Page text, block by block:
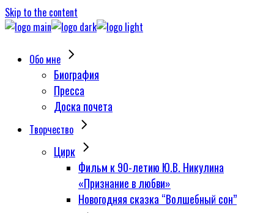
Skip to the content
Обо мне
Биография
Пресса
Доска почета
Творчество
Цирк
Фильм к 90-летию Ю.В. Никулина
«Признание в любви»
Новогодняя сказка “Волшебный сон”